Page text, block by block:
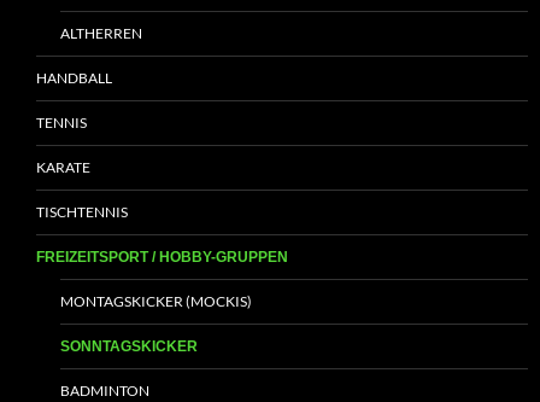
ALTHERREN
HANDBALL
TENNIS
KARATE
TISCHTENNIS
FREIZEITSPORT / HOBBY-GRUPPEN
MONTAGSKICKER (MOCKIS)
SONNTAGSKICKER
BADMINTON